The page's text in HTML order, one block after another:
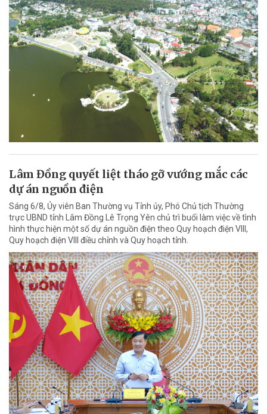
Lâm Đồng quyết liệt tháo gỡ vướng mắc các
dự án nguồn điện
Sáng 6/8, Ủy viên Ban Thường vụ Tỉnh ủy, Phó Chủ tịch Thường
trực UBND tỉnh Lâm Đồng Lê Trọng Yên chủ trì buổi làm việc về tình
hình thực hiện một số dự án nguồn điện theo Quy hoạch điện VIII,
Quy hoạch điện VIII điều chỉnh và Quy hoạch tỉnh.